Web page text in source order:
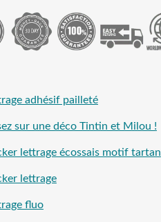
adhésif pailleté
sur une déco Tintin et Milou !
lettrage écossais motif tartan
lettrage
fluo